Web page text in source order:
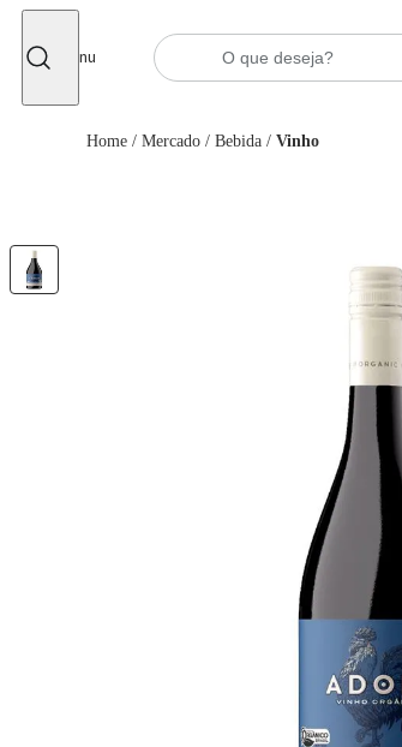
Menu
Home / Mercado / Bebida / Vinho